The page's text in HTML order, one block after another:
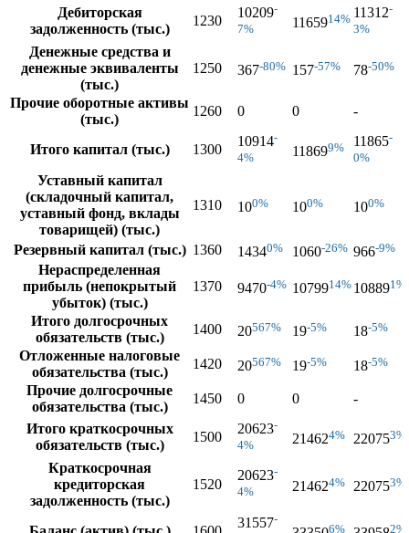
Дебиторская
задолженность (тыс.)
1230
10209-
7%
1165914% 11312-
3%
Денежные средства и
денежные эквиваленты
(тыс.)
1250 367-80% 157-57% 78-50%
Прочие оборотные активы
(тыс.)
1260 0 0 -
Итого капитал (тыс.) 1300
10914-
4%
118699% 11865-
0%
Уставный капитал
(складочный капитал,
уставный фонд, вклады
товарищей) (тыс.)
1310 100% 100% 100%
Резервный капитал (тыс.) 1360 14340% 1060-26% 966-9%
Нераспределенная
прибыль (непокрытый
убыток) (тыс.)
1370 9470-4% 1079914% 108891%
Итого долгосрочных
обязательств (тыс.)
1400 20567% 19-5% 18-5%
Отложенные налоговые
обязательства (тыс.)
1420 20567% 19-5% 18-5%
Прочие долгосрочные
обязательства (тыс.)
1450 0 0 -
Итого краткосрочных
обязательств (тыс.)
1500
20623-
4%
214624% 220753%
Краткосрочная
кредиторская
задолженность (тыс.)
1520
20623-
4%
214624% 220753%
31557-
6% 2%